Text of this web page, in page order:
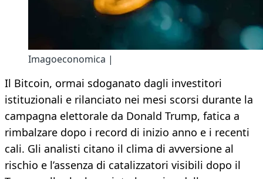
Imagoeconomica |
Il Bitcoin, ormai sdoganato dagli investitori
istituzionali e rilanciato nei mesi scorsi durante la
campagna elettorale da Donald Trump, fatica a
rimbalzare dopo i record di inizio anno e i recenti
cali. Gli analisti citano il clima di avversione al
rischio e l’assenza di catalizzatori visibili dopo il